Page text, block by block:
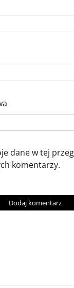
dane w tej
komentarzy.